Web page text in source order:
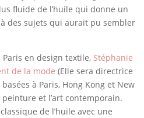
fluide de l’huile qui donne un
des sujets qui aurait pu sembler
Paris en design textile, Stéphanie
de la mode (Elle sera directrice
à Paris, Hong Kong et New
et l’art contemporain.
de l’huile avec une